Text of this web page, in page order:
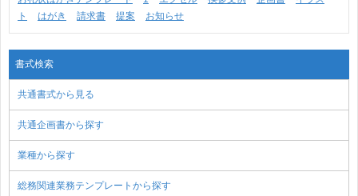
ト
はがき 請求書 提案 お知らせ
書式検索
共通書式から見る
共通企画書から探す
業種から探す
総務関連業務テンプレートから探す